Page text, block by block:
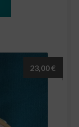
23,00€